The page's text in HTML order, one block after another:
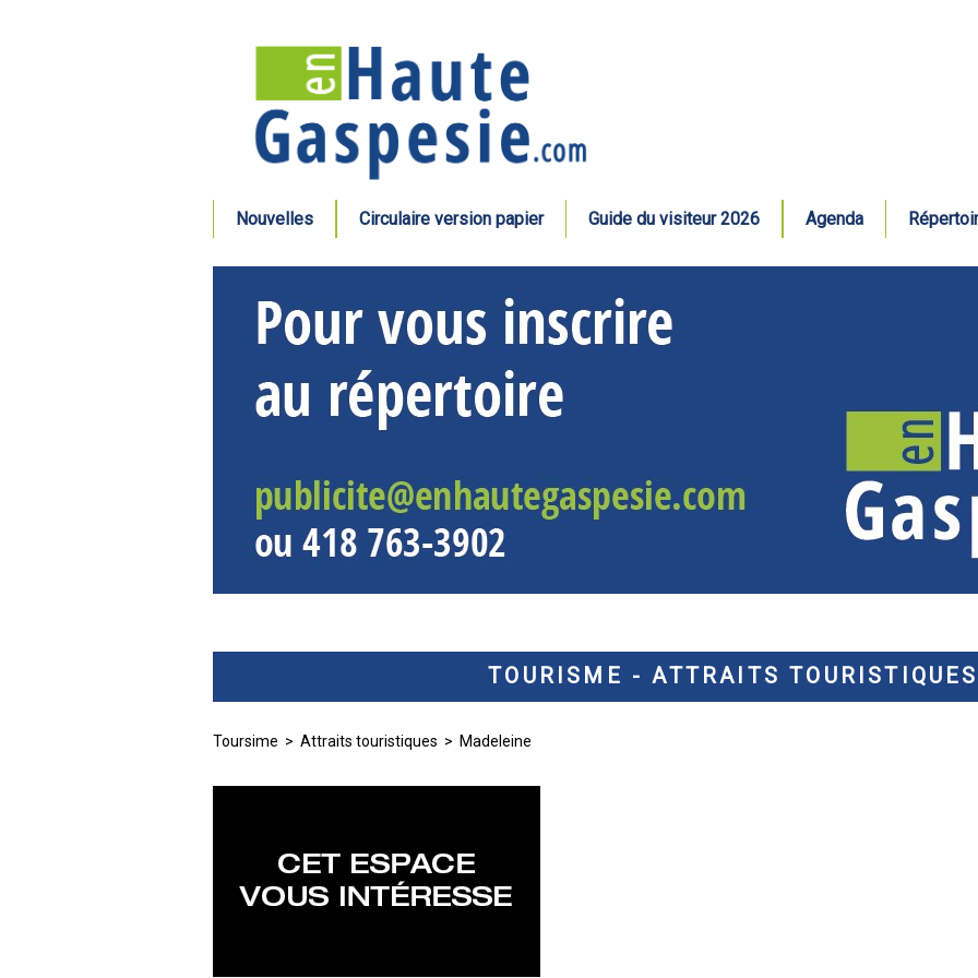
Nouvelles Circulaire version papier Guide du visiteur 2026 Agenda
TOURISME - ATTRAITS TOURISTIQUES
Toursime > Attraits touristiques > Madeleine